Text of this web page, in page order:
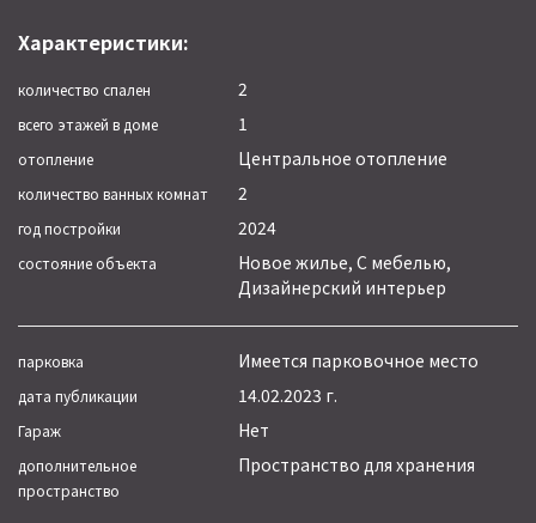
Характеристики:
количество спален 2
всего этажей в доме 1
отопление Центральное отопление
количество ванных комнат 2
год постройки 2024
состояние объекта
Новое жилье, С мебелью,
Дизайнерский интерьер
парковка Имеется парковочное место
дата публикации 14.02.2023 г.
Гараж Нет
дополнительное
пространство
Пространство для хранения